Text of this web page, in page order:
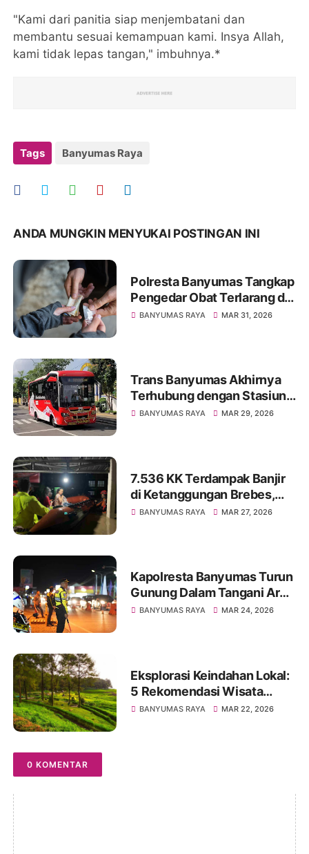
"Kami dari panitia siap menjembatani dan
membantu sesuai kemampuan kami. Insya Allah,
kami tidak lepas tangan," imbuhnya.*
Tags Banyumas Raya
ANDA MUNGKIN MENYUKAI POSTINGAN INI
Polresta Banyumas Tangkap
Pengedar Obat Terlarang di
Wangon, 1.055 Butir
BANYUMAS RAYA MAR 31, 2026
Trans Banyumas Akhirnya
Terhubung dengan Stasiun
Purwokerto, Kini Semakin
BANYUMAS RAYA MAR 29, 2026
7.536 KK Terdampak Banjir
di Ketanggungan Brebes,
Akibat Luapan Sungai
BANYUMAS RAYA MAR 27, 2026
Kapolresta Banyumas Turun
Gunung Dalam Tangani Arus
Balik Lebaran 2026
BANYUMAS RAYA MAR 24, 2026
Eksplorasi Keindahan Lokal:
5 Rekomendasi Wisata
Banyumas untuk Libur
BANYUMAS RAYA MAR 22, 2026
0 KOMENTAR